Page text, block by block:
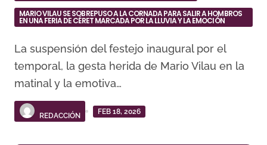
MARIO VILAU SE SOBREPUSO A LA CORNADA PARA SALIR A HOMBROS
EN UNA FERIA DE CÉRET MARCADA POR LA LLUVIA Y LA EMOCIÓN
La suspensión del festejo inaugural por el
temporal, la gesta herida de Mario Vilau en la
matinal y la emotiva…
REDACCIÓN
FEB 18, 2026